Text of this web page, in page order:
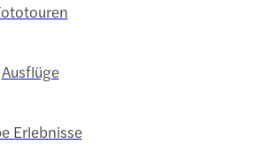
Ausflüge
Erlebnisse